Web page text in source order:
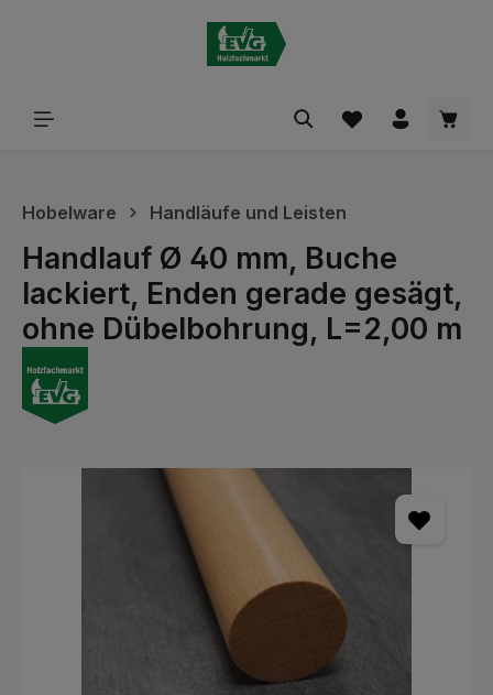
Hobelware Handläufe und Leisten
Handlauf Ø 40 mm, Buche
lackiert, Enden gerade gesägt,
ohne Dübelbohrung, L=2,00 m
Bildergalerie überspringen